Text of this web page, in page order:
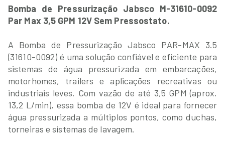
Bomba de Pressurização Jabsco M-31610-0092
Par Max 3,5 GPM 12V Sem Pressostato.
A Bomba de Pressurização Jabsco PAR-MAX 3.5
(31610-0092) é uma solução confiável e eficiente para
sistemas de água pressurizada em embarcações,
motorhomes, trailers e aplicações recreativas ou
industriais leves. Com vazão de até 3,5 GPM (aprox.
13,2 L/min), essa bomba de 12V é ideal para fornecer
água pressurizada a múltiplos pontos, como duchas,
torneiras e sistemas de lavagem.